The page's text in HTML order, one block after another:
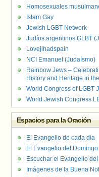
Homosexuales
Islam Gay
Jewish LGBT Network
Judíos argentinos GLBT
Lovejihadspain
NCI Emanuel (Judaísmo)
Rainbow Jews –
History and Heritage in
World Congress of LGBT
World Jewish Congress
Espacios para la Oración
El Evangelio de cada día
El Evangelio del
Escuchar el Evangelio
Imágenes de la Buena